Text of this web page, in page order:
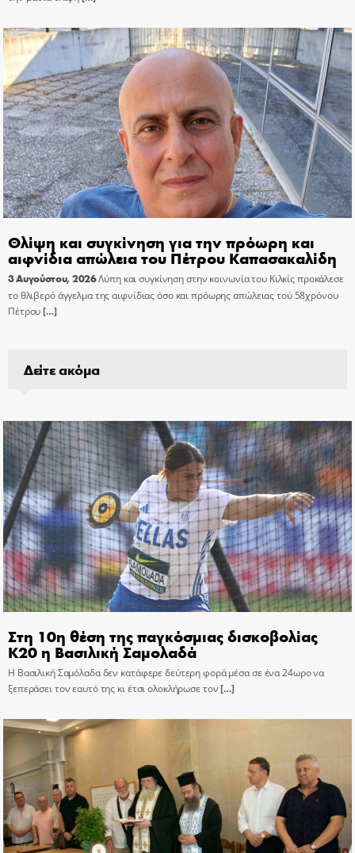
Θλίψη και συγκίνηση για την πρόωρη και
αιφνίδια απώλεια του Πέτρου Καπασακαλίδη
3 Αυγούστου, 2026Λύπη και συγκίνηση στην κοινωνία του Κιλκίς προκάλεσε
το θλιβερό άγγελμα της αιφνίδιας όσο και πρόωρης απώλειας τού 58χρόνου
Πέτρου[…]
Δείτε ακόμα
Στη 10η θέση της παγκόσμιας δισκοβολίας
Κ20 η Βασιλική Σαμολαδά
Η Βασιλική Σαμόλαδα δεν κατάφερε δεύτερη φορά μέσα σε ένα 24ωρο να
ξεπεράσει τον εαυτό της κι έτσι ολοκλήρωσε τον[…]